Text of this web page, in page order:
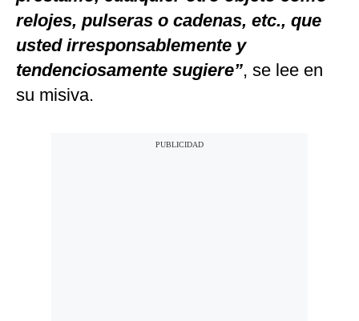
relojes, pulseras o cadenas, etc., que
usted irresponsablemente y
tendenciosamente sugiere”, se lee en
su misiva.